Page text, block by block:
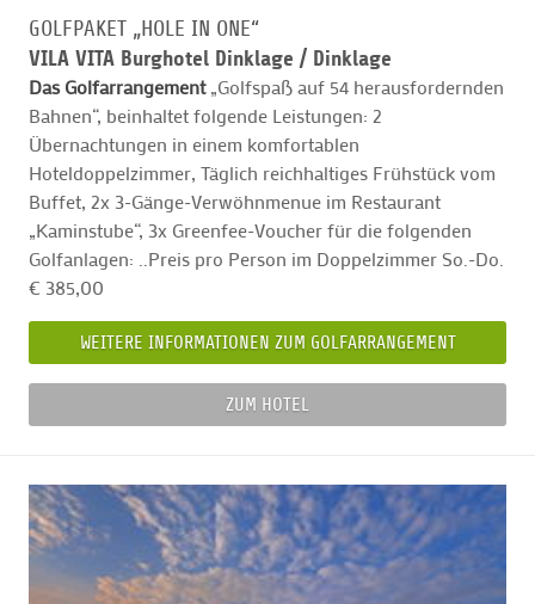
GOLFPAKET „HOLE IN ONE“
VILA VITA Burghotel Dinklage / Dinklage
Das Golfarrangement„Golfspaß auf 54 herausfordernden
Bahnen“, beinhaltet folgende Leistungen: 2
Übernachtungen in einem komfortablen
Hoteldoppelzimmer, Täglich reichhaltiges Frühstück vom
Buffet, 2x 3-Gänge-Verwöhnmenue im Restaurant
„Kaminstube“, 3x Greenfee-Voucher für die folgenden
Golfanlagen: ..Preis pro Person im Doppelzimmer So.-Do.
€ 385,00
WEITERE INFORMATIONEN ZUM GOLFARRANGEMENT
ZUM HOTEL